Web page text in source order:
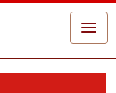
Toggle